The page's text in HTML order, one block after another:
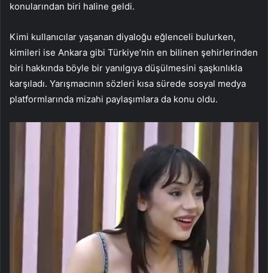
konularından biri haline geldi.
Kimi kullanıcılar yaşanan diyaloğu eğlenceli bulurken,
kimileri ise Ankara gibi Türkiye’nin en bilinen şehirlerinden
biri hakkında böyle bir yanılgıya düşülmesini şaşkınlıkla
karşıladı. Yarışmacının sözleri kısa sürede sosyal medya
platformlarında mizahi paylaşımlara da konu oldu.